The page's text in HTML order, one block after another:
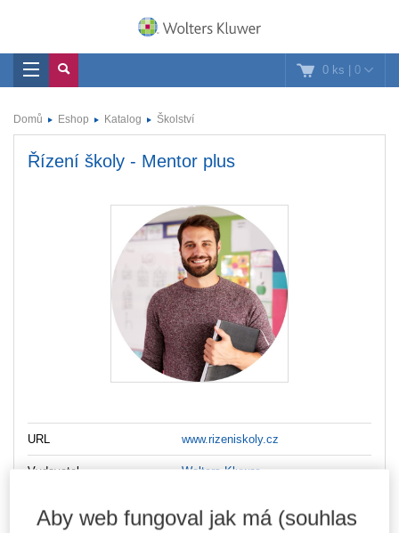
0 ks | 0
Domů Eshop Katalog Školství
Řízení školy - Mentor plus
URL www.rizeniskoly.cz
Vydavatel Wolters Kluwer
Aby web fungoval jak má (souhlas